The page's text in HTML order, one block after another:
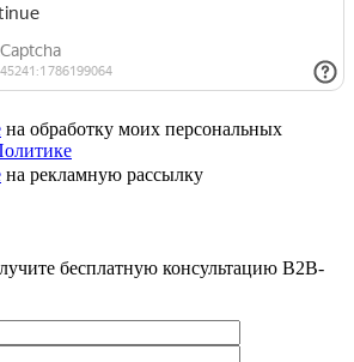
на обработку моих персональных
на рекламную рассылку
бесплатную консультацию B2B-